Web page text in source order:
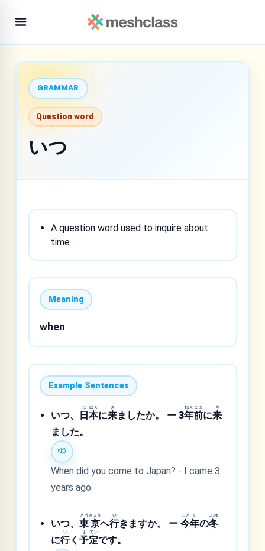
GRAMMAR
Question word
いつ
A question word used to inquire about
time.
Meaning
when
Example Sentences
いつ、 日
に
本
ほん
に来
き
ましたか。 ー 3年
ねん
前
まえ
に来
き
ました。
When did you come to Japan? - I came 3
years ago.
いつ、東
とう
京
きょう
へ行
い
きますか。 ー今
こと
年
し
の冬
ふゆ
に行
い
く予
よ
定
てい
です。